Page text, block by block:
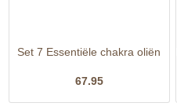
Set 7 Essentiële chakra oliën
67.95